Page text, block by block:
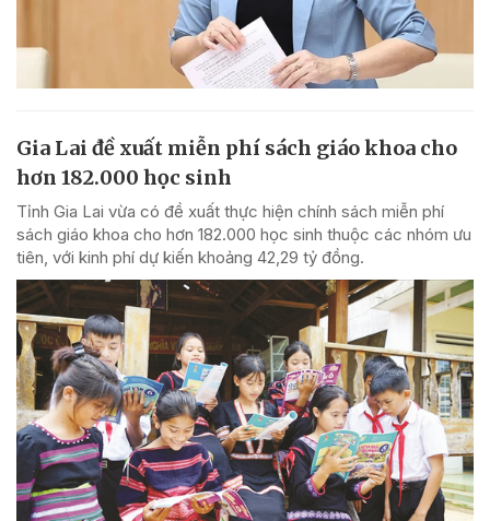
Gia Lai đề xuất miễn phí sách giáo khoa cho
hơn 182.000 học sinh
Tỉnh Gia Lai vừa có đề xuất thực hiện chính sách miễn phí
sách giáo khoa cho hơn 182.000 học sinh thuộc các nhóm ưu
tiên, với kinh phí dự kiến khoảng 42,29 tỷ đồng.